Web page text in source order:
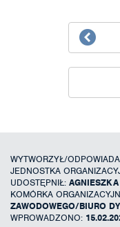
WYTWORZYŁ/
JEDNOSTKA
UDOSTĘPNIŁ:
KOMÓRKA
ZAWODOWEGO/BIURO
WPROWADZONO: